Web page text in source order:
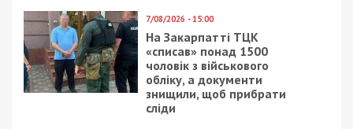
7/08/2026 - 15:00
На Закарпатті ТЦК
«списав» понад 1500
чоловік з військового
обліку, а документи
знищили, щоб прибрати
сліди